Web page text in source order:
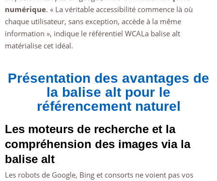
numérique. « La véritable accessibilité commence là où
chaque utilisateur, sans exception, accède à la même
information », indique le référentiel WCALa balise alt
matérialise cet idéal.
Présentation des avantages de
la balise alt pour le
référencement naturel
Les moteurs de recherche et la
compréhension des images via la
balise alt
Les robots de Google, Bing et consorts ne voient pas vos